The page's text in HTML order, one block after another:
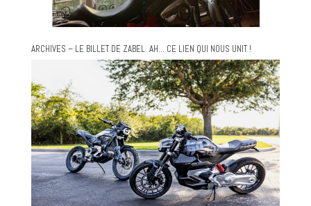
ARCHIVES – LE BILLET DE ZABEL. AH… CE LIEN QUI NOUS UNIT !